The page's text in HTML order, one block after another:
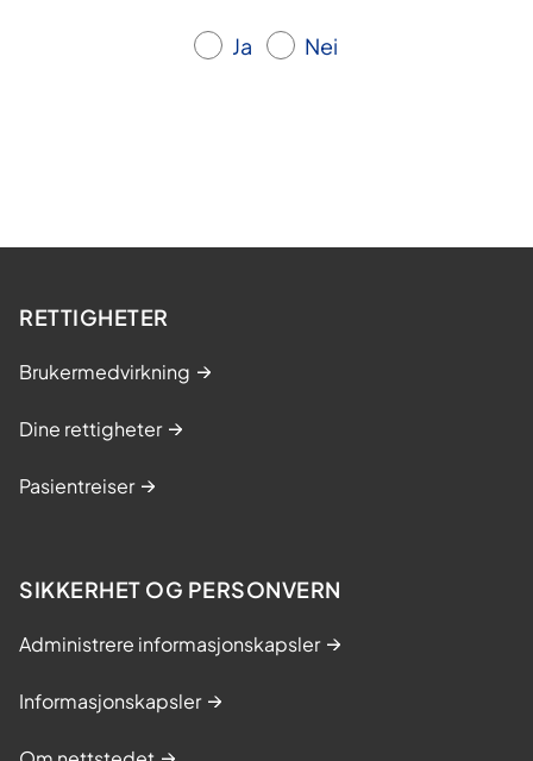
Ja Nei
RETTIGHETER
Brukermedvirkning
Dine rettigheter
Pasientreiser
SIKKERHET OG PERSONVERN
Administrere informasjonskapsler
Informasjonskapsler